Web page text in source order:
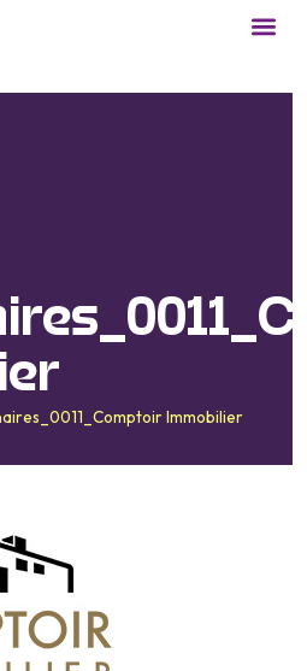
Immobilier